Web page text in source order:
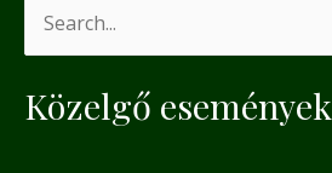
a
Közelgő események